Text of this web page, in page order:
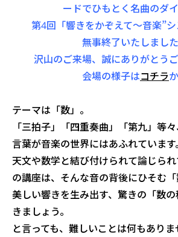
ードでひもとく名曲のダ
第4回「響きをかぞえて〜音楽”シ
無事終了いたしました
沢山のご来場、誠にありがとうご
会場の様子はコチラ
テーマは「数」。
「三拍子」
「四重奏曲」「第九」等
言葉が音楽の世界にはあふれています。
天文や数学と結び付けられて論じら
の講座は、そんな音の背後にひそむ「
美しい響きを生み出す、驚きの「数
きましょう。
と言っても、難しいことは何もありま